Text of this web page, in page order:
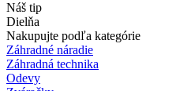
Náš tip
Dielňa
Nakupujte podľa kategórie
Záhradné náradie
Záhradná technika
Odevy